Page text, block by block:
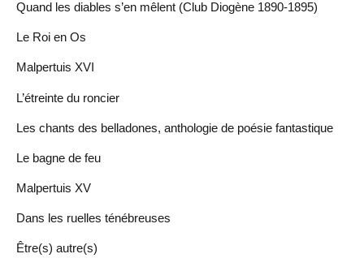
Quand les diables s’en mêlent (Club Diogène 1890-1895)
Le Roi en Os
Malpertuis XVI
L’étreinte du roncier
Les chants des belladones, anthologie de poésie fantastique
Le bagne de feu
Malpertuis XV
Dans les ruelles ténébreuses
Être(s) autre(s)